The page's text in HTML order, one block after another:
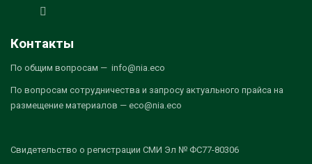
Контакты
По общим вопросам — info@nia.eco
По вопросам сотрудничества и запросу актуального прайса на
размещение материалов — eco@nia.eco
Свидетельство о регистрации СМИ Эл № ФС77-80306